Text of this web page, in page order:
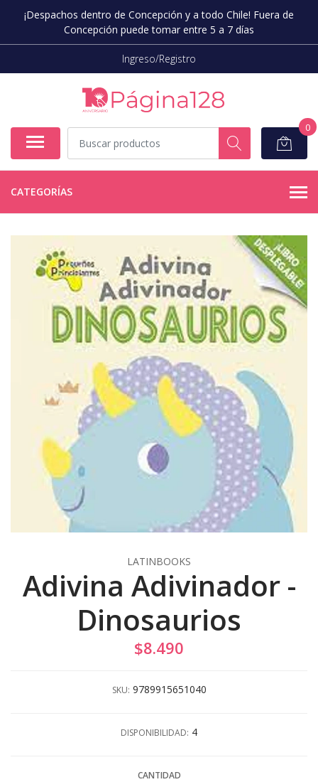
¡Despachos dentro de Concepción y a todo Chile! Fuera de
Concepción puede tomar entre 5 a 7 días
Ingreso/Registro
0
CATEGORÍAS
LATINBOOKS
Adivina Adivinador -
Dinosaurios
$8.490
SKU: 9789915651040
DISPONIBILIDAD: 4
CANTIDAD